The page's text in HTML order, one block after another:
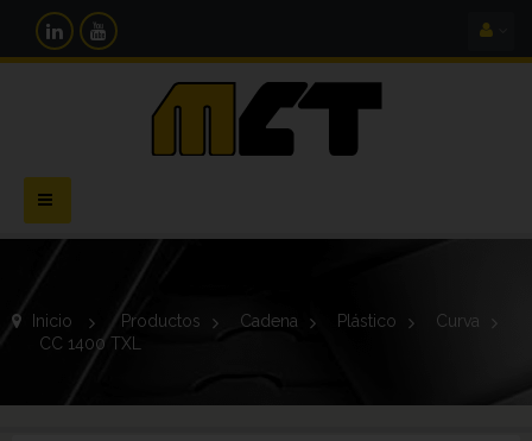
Navegación
Toggle
Inicio > Productos > Cadena > Plástico >
Curva
CC 1400 TXL